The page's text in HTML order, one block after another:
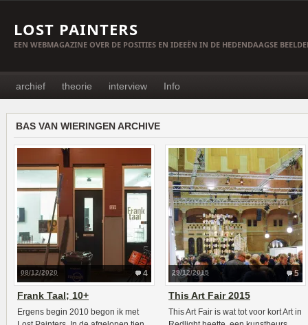
LOST PAINTERS
EEN WEBMAGAZINE OVER DE POSITIES EN IDEEËN IN DE HEDENDAAGSE
archief theorie interview Info
BAS VAN WIERINGEN ARCHIVE
4
08/12/2020
Frank Taal; 10+
Ergens begin 2010 begon ik met
5
29/12/2015
This Art Fair 2015
This Art Fair is wat tot voor kort Art in